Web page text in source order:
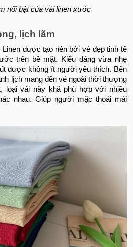
nổi bật của vải linen xước
lịch lãm
Linen được tạo nên bởi vẻ đẹp tinh tế
trên bề mặt. Kiểu dáng vừa nhẹ
được không ít người yêu thích. Bên
lịch mang đến vẻ ngoài thời thượng
loại vải này khá phù hợp với nhiều
nhau. Giúp người mặc thoải mái